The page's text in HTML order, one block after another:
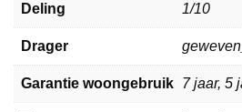
Deling 1/10
Drager
Garantie woongebruik 7 jaar, 5